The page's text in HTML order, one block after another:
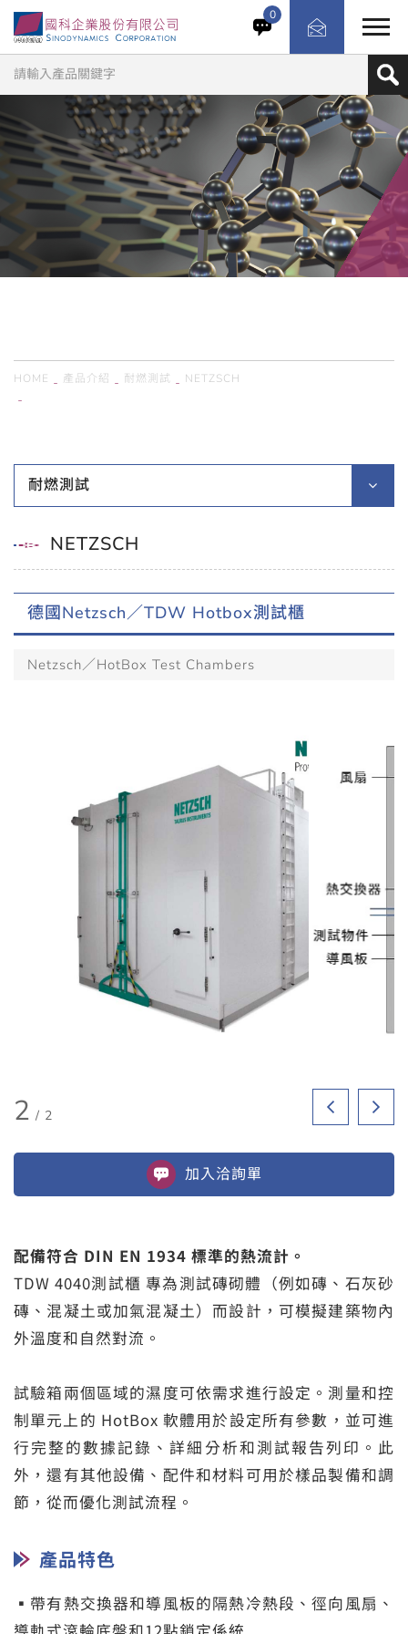
配備符合 DIN EN 1934 標準的熱流計。TDW 4040測試櫃
專為測試磚砌體（例如磚、石灰砂磚、混凝土或加氣混凝
土）而設計，可模擬建築物內外溫度和自然對流。試驗箱兩
個區域的濕度可依需求進行設定。測量和控制單元上的
HotBox 軟體用於設定所有參數，並可進行完整的數據記
錄、詳細分析和測試報告列印。此外，還有其他設備、配件
和材料可用於樣品製備和調節，從而優化測試流程。
0
HOME 產品介紹 耐燃測試
NETZSCH
耐燃測試
NETZSCH
德國Netzsch／TDW Hotbox測試櫃
Netzsch／HotBox Test Chambers
2 / 2
加入洽詢單
配備符合 DIN EN 1934 標準的熱流計。
TDW 4040測試櫃 專為測試磚砌體（例如磚、石灰砂
磚、混凝土或加氣混凝土）而設計，可模擬建築物內
外溫度和自然對流。
試驗箱兩個區域的濕度可依需求進行設定。測量和控
制單元上的 HotBox 軟體用於設定所有參數，並可進
行完整的數據記錄、詳細分析和測試報告列印。此
外，還有其他設備、配件和材料可用於樣品製備和調
節，從而優化測試流程。
產品特色
▪帶有熱交換器和導風板的隔熱冷熱段、徑向風扇、